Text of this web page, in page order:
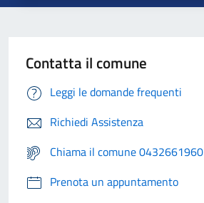
Contatta il comune
Leggi le domande frequenti
Richiedi Assistenza
Chiama il comune 0432661960
Prenota un appuntamento